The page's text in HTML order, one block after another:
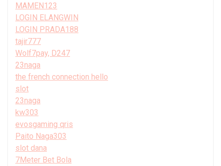
MAMEN123
LOGIN ELANGWIN
LOGIN PRADA188
tajir777
Wolf7pay, D247
23naga
the french connection hello
slot
23naga
kw303
evosgaming qris
Paito Naga303
slot dana
7Meter Bet Bola